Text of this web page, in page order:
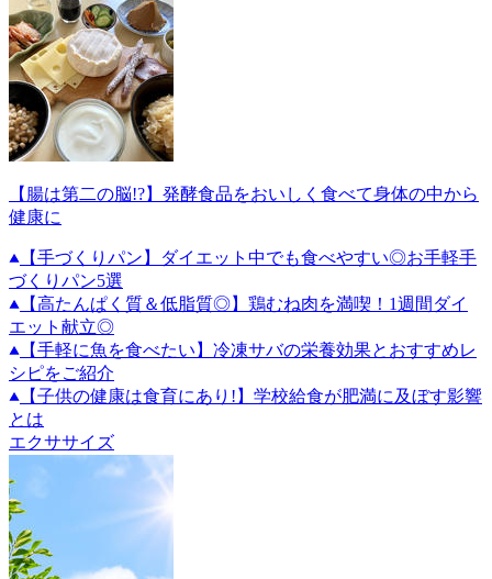
【腸は第二の脳!?】発酵食品をおいしく食べて身体の中から
健康に
【手づくりパン】ダイエット中でも食べやすい◎お手軽手
づくりパン5選
【高たんぱく質＆低脂質◎】鶏むね肉を満喫！1週間ダイ
エット献立◎
【手軽に魚を食べたい】冷凍サバの栄養効果とおすすめレ
シピをご紹介
【子供の健康は食育にあり!】学校給食が肥満に及ぼす影響
とは
エクササイズ